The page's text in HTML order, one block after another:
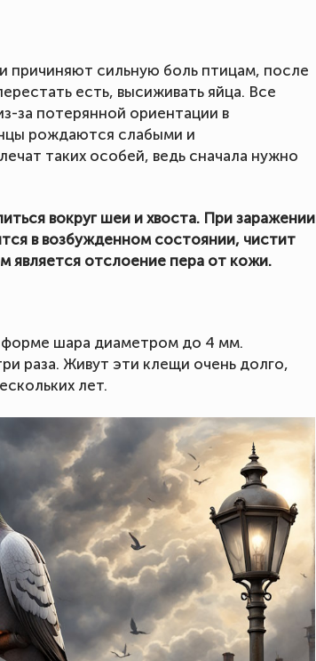
причиняют сильную боль птицам, после
есть, высиживать яйца. Все
за потерянной ориентации в
рождаются слабыми и
таких особей, ведь сначала нужно
вокруг шеи и хвоста. При заражении
в возбужденном состоянии, чистит
является отслоение пера от кожи.
форме шара диаметром до 4 мм.
раза. Живут эти клещи очень долго,
лет.